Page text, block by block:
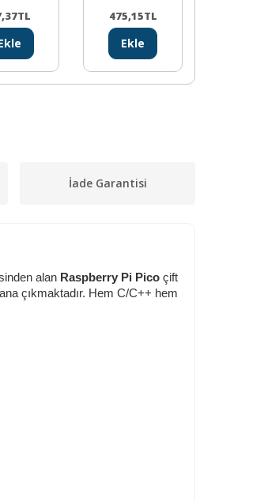
TL 475,15TL
Ekle
İade Garantisi
alan Raspberry Pi Pico çift
çıkmaktadır. Hem C/C++ hem